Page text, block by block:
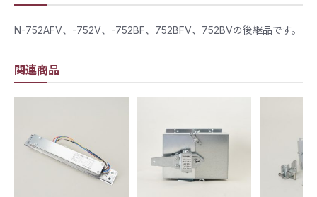
関連商品
N-752AFV、-752V、-752BF、752BFV、752BVの後継品です。